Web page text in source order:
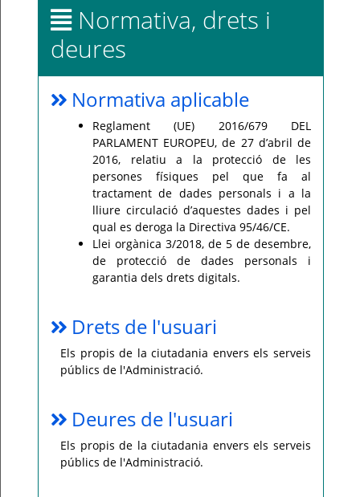
Normativa, drets i
deures
Normativa aplicable
Reglament (UE) 2016/679 DEL
PARLAMENT EUROPEU, de 27 d’abril de
2016, relatiu a la protecció de les
persones físiques pel que fa al
tractament de dades personals i a la
lliure circulació d’aquestes dades i pel
qual es deroga la Directiva 95/46/CE.
Llei orgànica 3/2018, de 5 de desembre,
de protecció de dades personals i
garantia dels drets digitals.
Drets de l'usuari
Els propis de la ciutadania envers els serveis
públics de l'Administració.
Deures de l'usuari
Els propis de la ciutadania envers els serveis
públics de l'Administració.